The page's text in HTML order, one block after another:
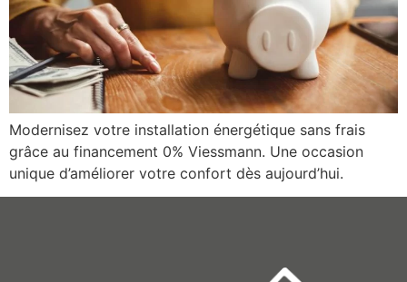
Modernisez votre installation énergétique sans frais
grâce au financement 0% Viessmann. Une occasion
unique d’améliorer votre confort dès aujourd’hui.